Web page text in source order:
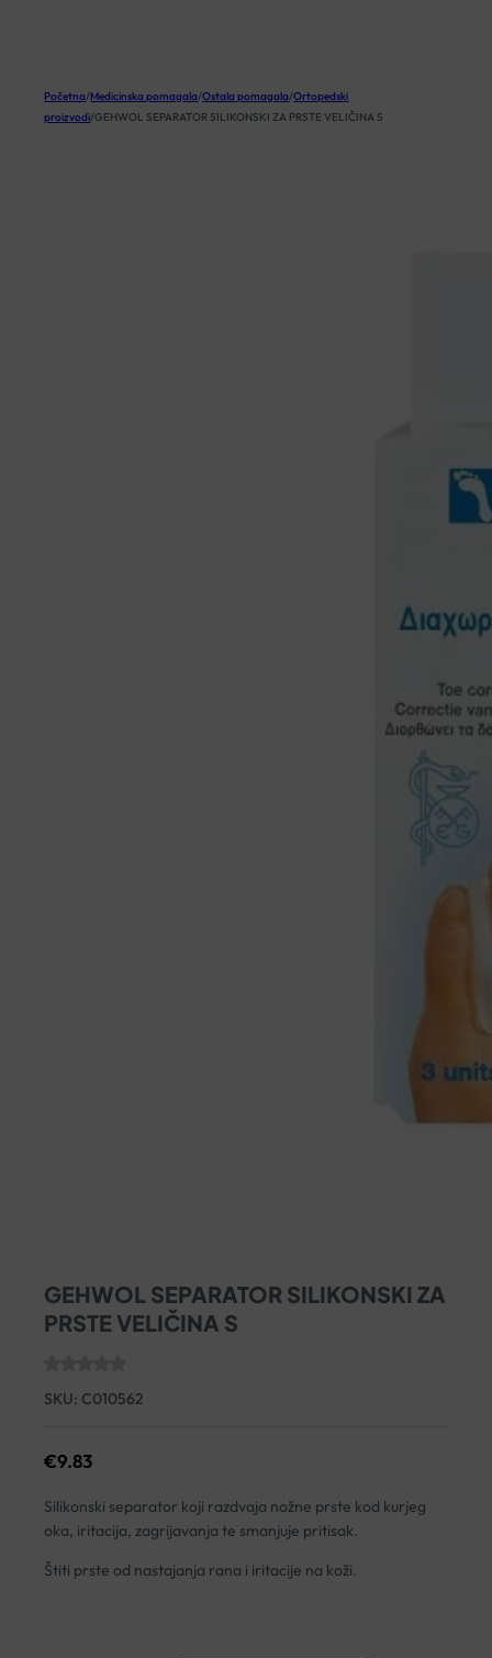
Početna/Medicinska pomagala/Ostala pomagala/Ortopedski
proizvodi/GEHWOL SEPARATOR SILIKONSKI ZA PRSTE VELIČINA S
GEHWOL SEPARATOR SILIKONSKI ZA
PRSTE VELIČINA S
SKU: C010562
€9.83
Silikonski separator koji razdvaja nožne prste kod kurjeg
oka, iritacija, zagrijavanja te smanjuje pritisak.
Štiti prste od nastajanja rana i iritacije na koži.